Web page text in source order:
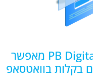
צ'אט הטפסים של PB Digital מאפשר
בקלות בוואטסאפ